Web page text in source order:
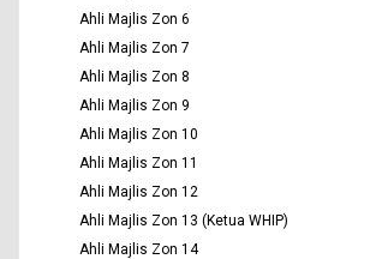
Ahli Majlis Zon 6
Ahli Majlis Zon 7
Ahli Majlis Zon 8
Ahli Majlis Zon 9
Ahli Majlis Zon 10
Ahli Majlis Zon 11
Ahli Majlis Zon 12
Ahli Majlis Zon 13 (Ketua WHIP)
Ahli Majlis Zon 14